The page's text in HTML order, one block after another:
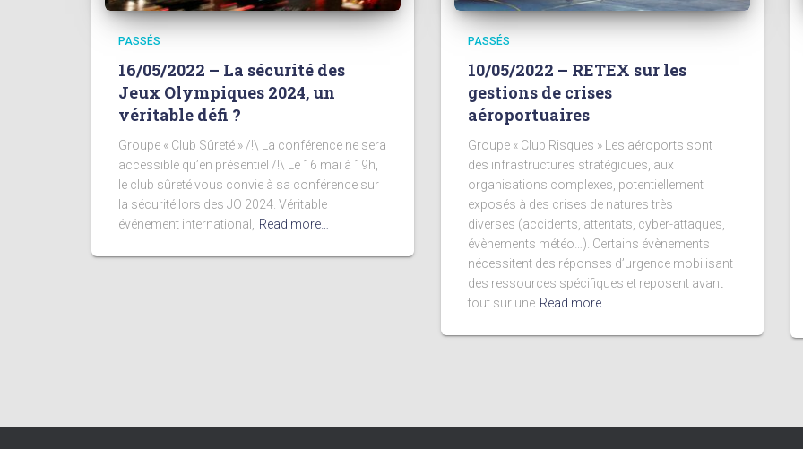
PASSÉS
16/05/2022 – La sécurité des
Jeux Olympiques 2024, un
véritable défi ?
Groupe « Club Sûreté » /!\ La conférence ne sera
accessible qu’en présentiel /!\ Le 16 mai à 19h,
le club sûreté vous convie à sa conférence sur
la sécurité lors des JO 2024. Véritable
événement international,
Read more…
PASSÉS
10/05/2022 – RETEX sur les
gestions de crises
aéroportuaires
Groupe « Club Risques » Les aéroports sont
des infrastructures stratégiques, aux
organisations complexes, potentiellement
exposés à des crises de natures très
diverses (accidents, attentats, cyber-attaques,
évènements météo…). Certains évènements
nécessitent des réponses d’urgence mobilisant
des ressources spécifiques et reposent avant
tout sur une Read more…